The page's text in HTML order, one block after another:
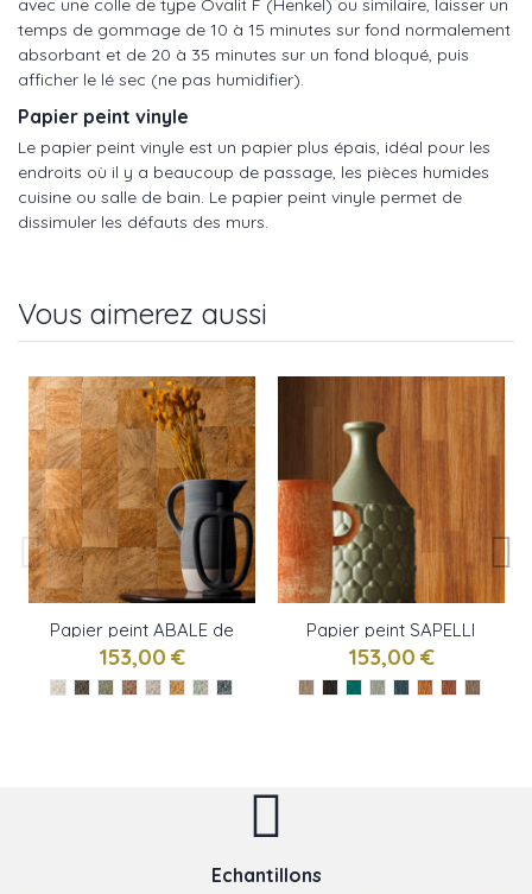
avec une colle de type Ovalit F (Henkel) ou similaire, laisser un
temps de gommage de 10 à 15 minutes sur fond normalement
absorbant et de 20 à 35 minutes sur un fond bloqué, puis
afficher le lé sec (ne pas humidifier).
Papier peint vinyle
Le papier peint vinyle est un papier plus épais, idéal pour les
endroits où il y a beaucoup de passage, les pièces humides
cuisine ou salle de bain. Le papier peint vinyle permet de
dissimuler les défauts des murs.
Vous aimerez aussi
Papier peint ABALE de
Casamance
153,00 €
Papier peint SAPELLI
de CASAMANCE
153,00 €
Echantillons